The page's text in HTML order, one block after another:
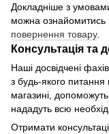
Докладніше з
можна ознайомитись
повернення товару.
Консультація та
Наші досвідчені
з будь-якого питання
магазині,
нададуть всю
Отримати